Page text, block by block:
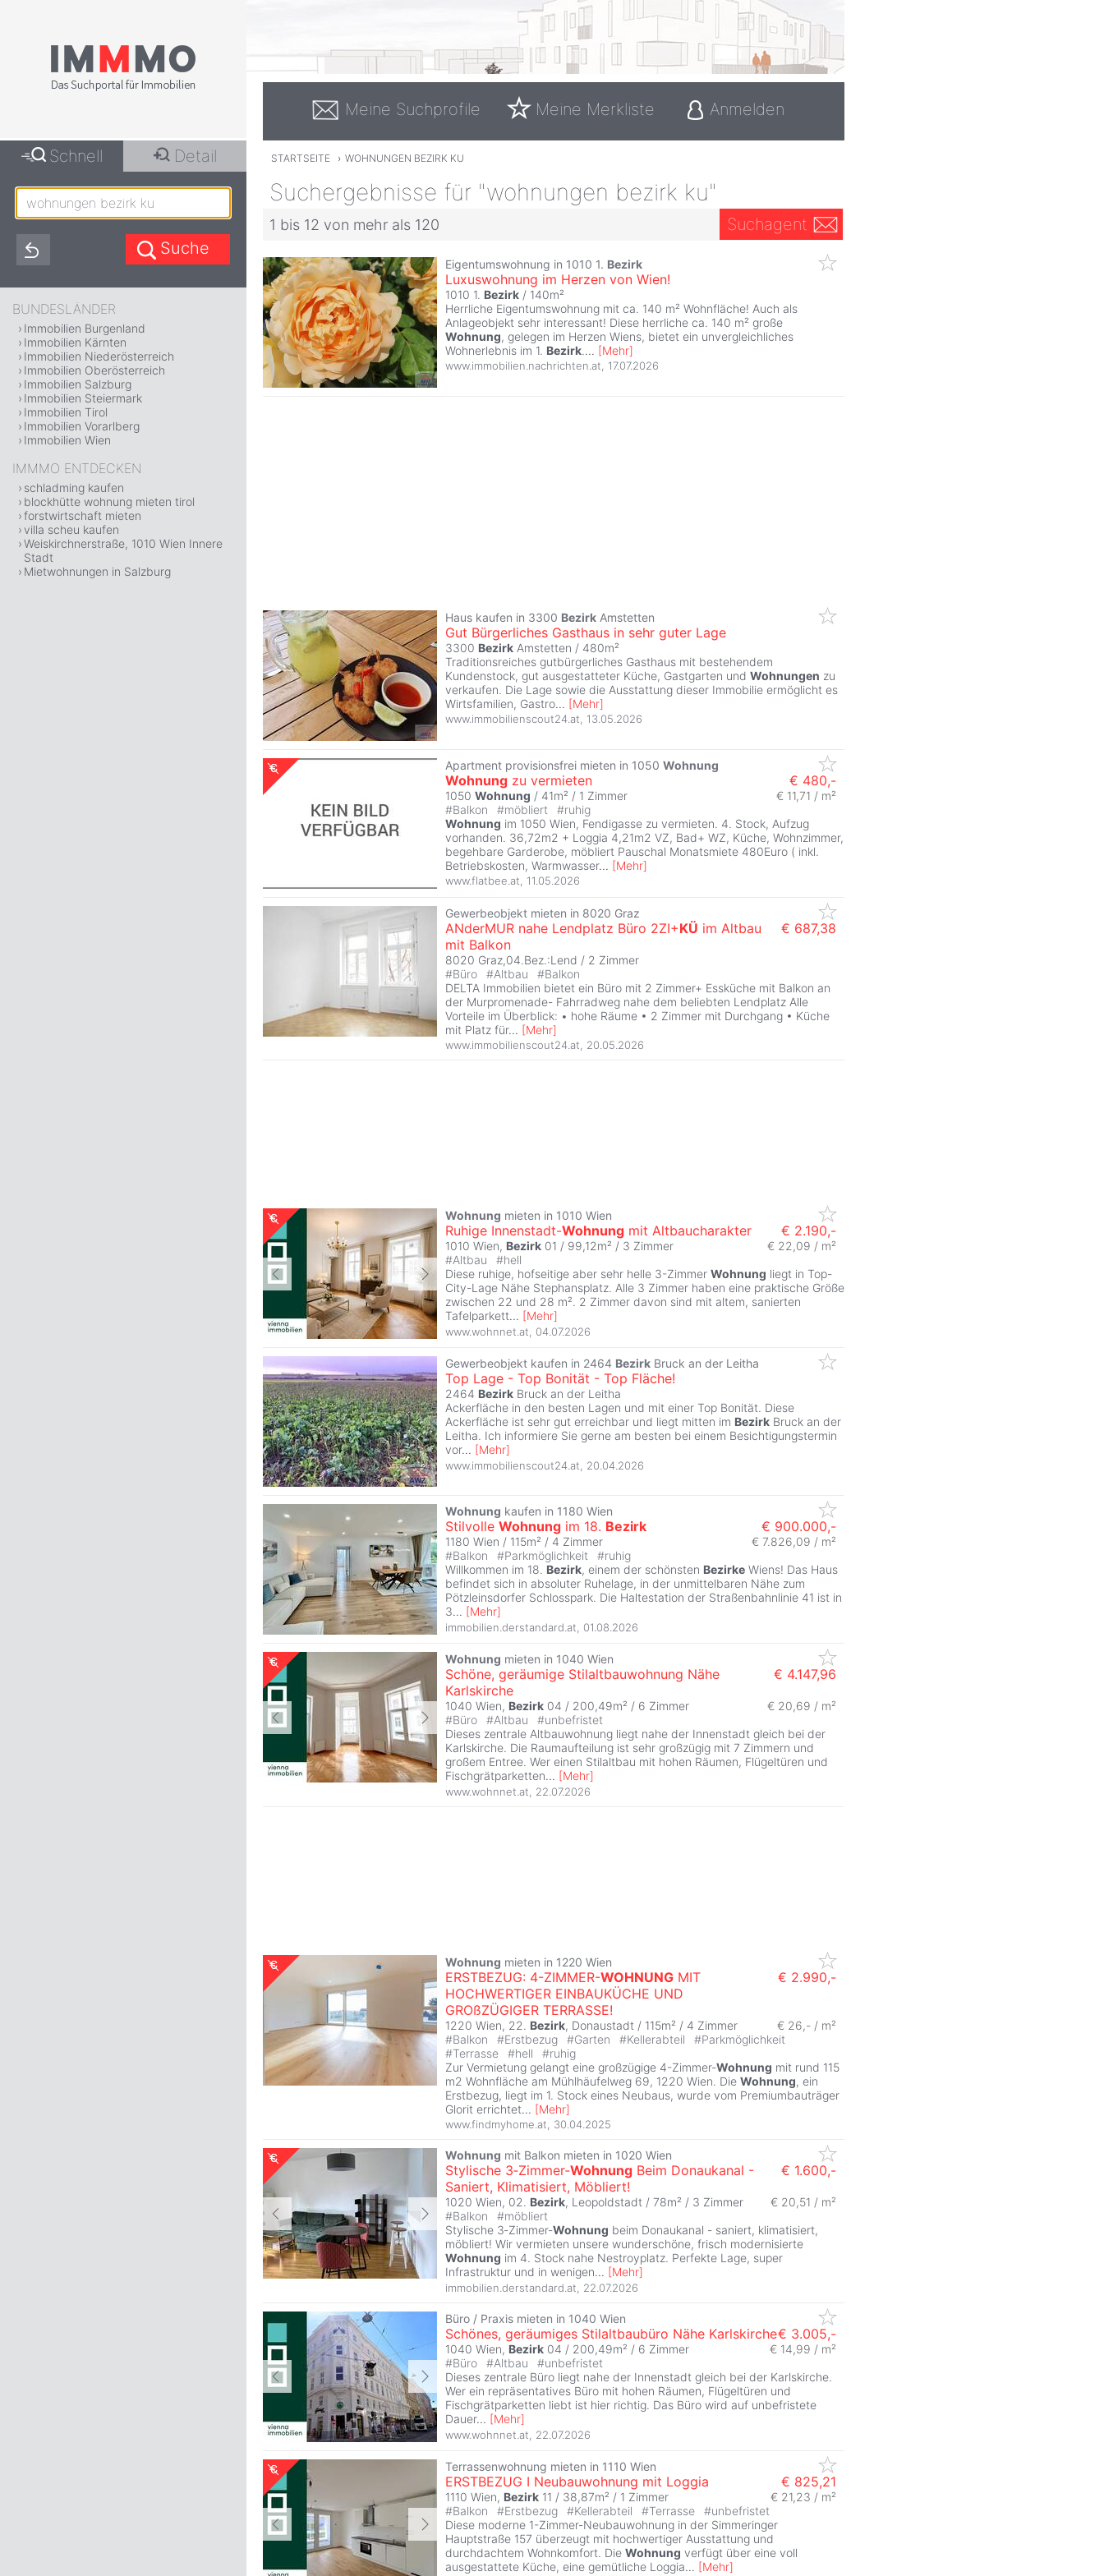
Meine Suchprofile Meine Merkliste Anmelden
STARTSEITE › WOHNUNGEN BEZIRK KU
Suchergebnisse für "wohnungen bezirk ku"
1 bis 12 von mehr als 120 Suchagent
Eigentumswohnung in 1010 1. Bezirk
Luxuswohnung im Herzen von Wien!
1010 1. Bezirk / 140m²
Herrliche Eigentumswohnung mit ca. 140 m² Wohnfläche! Auch als
Anlageobjekt sehr interessant! Diese herrliche ca. 140 m² große
Wohnung, gelegen im Herzen Wiens, bietet ein unvergleichliches
Wohnerlebnis im 1. Bezirk.... [Mehr]
www.immobilien.nachrichten.at 17.07.2026
Haus kaufen in 3300 Bezirk Amstetten
Gut Bürgerliches Gasthaus in sehr guter Lage
3300 Bezirk Amstetten / 480m²
Traditionsreiches gutbürgerliches Gasthaus mit bestehendem
Kundenstock, gut ausgestatteter Küche, Gastgarten und Wohnungen zu
verkaufen. Die Lage sowie die Ausstattung dieser Immobilie ermöglicht es
Wirtsfamilien, Gastro... [Mehr]
www.immobilienscout24.at 13.05.2026
Apartment provisionsfrei mieten in 1050 Wohnung
Wohnung zu vermieten € 480,-
1050 Wohnung / 41m² / 1 Zimmer
€ 11,71 / m²
#Balkon #möbliert #ruhig
Wohnung im 1050 Wien, Fendigasse zu vermieten. 4. Stock, Aufzug
vorhanden. 36,72m2 + Loggia 4,21m2 VZ, Bad+ WZ, Küche, Wohnzimmer,
begehbare Garderobe, möbliert Pauschal Monatsmiete 480Euro ( inkl.
Betriebskosten, Warmwasser... [Mehr]
www.flatbee.at 11.05.2026
Gewerbeobjekt mieten in 8020 Graz
ANderMUR nahe Lendplatz Büro 2ZI+KÜ im Altbau
mit Balkon
€ 687,38
8020 Graz,04.Bez.:Lend / 2 Zimmer
#Büro #Altbau #Balkon
DELTA Immobilien bietet ein Büro mit 2 Zimmer+ Essküche mit Balkon an
der Murpromenade- Fahrradweg nahe dem beliebten Lendplatz Alle
Vorteile im Überblick: • hohe Räume • 2 Zimmer mit Durchgang • Küche
mit Platz für... [Mehr]
www.immobilienscout24.at 20.05.2026
Wohnung mieten in 1010 Wien
Ruhige Innenstadt-Wohnung mit Altbaucharakter € 2.190,-
1010 Wien, Bezirk 01 / 99,12m² / 3 Zimmer € 22,09 / m²
#Altbau #hell
Diese ruhige, hofseitige aber sehr helle 3-Zimmer Wohnung liegt in Top-
City-Lage Nähe Stephansplatz. Alle 3 Zimmer haben eine praktische Größe
zwischen 22 und 28 m². 2 Zimmer davon sind mit altem, sanierten
Tafelparkett... [Mehr]
www.wohnnet.at 04.07.2026
Gewerbeobjekt kaufen in 2464 Bezirk Bruck an der Leitha
Top Lage - Top Bonität - Top Fläche!
2464 Bezirk Bruck an der Leitha
Ackerfläche in den besten Lagen und mit einer Top Bonität. Diese
Ackerfläche ist sehr gut erreichbar und liegt mitten im Bezirk Bruck an der
Leitha. Ich informiere Sie gerne am besten bei einem Besichtigungstermin
vor... [Mehr]
www.immobilienscout24.at 20.04.2026
Wohnung kaufen in 1180 Wien
Stilvolle Wohnung im 18. Bezirk € 900.000,-
1180 Wien / 115m² / 4 Zimmer
€ 7.826,09 / m²
#Balkon #Parkmöglichkeit #ruhig
Willkommen im 18. Bezirk, einem der schönsten Bezirke Wiens! Das Haus
befindet sich in absoluter Ruhelage, in der unmittelbaren Nähe zum
Pötzleinsdorfer Schlosspark. Die Haltestation der Straßenbahnlinie 41 ist in
3... [Mehr]
immobilien.derstandard.at 01.08.2026
Wohnung mieten in 1040 Wien
Schöne, geräumige Stilaltbauwohnung Nähe
Karlskirche
€ 4.147,96
1040 Wien, Bezirk 04 / 200,49m² / 6 Zimmer € 20,69 / m²
#Büro #Altbau #unbefristet
Dieses zentrale Altbauwohnung liegt nahe der Innenstadt gleich bei der
Karlskirche. Die Raumaufteilung ist sehr großzügig mit 7 Zimmern und
großem Entree. Wer einen Stilaltbau mit hohen Räumen, Flügeltüren und
Fischgrätparketten... [Mehr]
www.wohnnet.at 22.07.2026
Wohnung mieten in 1220 Wien
ERSTBEZUG: 4-ZIMMER-WOHNUNG MIT
HOCHWERTIGER EINBAUKÜCHE UND
GROßZÜGIGER TERRASSE!
€ 2.990,-
1220 Wien, 22. Bezirk, Donaustadt / 115m² / 4 Zimmer
€ 26,- / m²
#Balkon #Erstbezug #Garten #Kellerabteil #Parkmöglichkeit
#Terrasse #hell #ruhig
Zur Vermietung gelangt eine großzügige 4-Zimmer-Wohnung mit rund 115
m2 Wohnfläche am Mühlhäufelweg 69, 1220 Wien. Die Wohnung, ein
Erstbezug, liegt im 1. Stock eines Neubaus, wurde vom Premiumbauträger
Glorit errichtet... [Mehr]
www.findmyhome.at, 30.04.2025
Wohnung mit Balkon mieten in 1020 Wien
Stylische 3‑Zimmer‑Wohnung Beim Donaukanal -
Saniert, Klimatisiert, Möbliert!
€ 1.600,-
1020 Wien, 02. Bezirk, Leopoldstadt / 78m² / 3 Zimmer € 20,51 / m²
#Balkon #möbliert
Stylische 3‑Zimmer‑Wohnung beim Donaukanal - saniert, klimatisiert,
möbliert! Wir vermieten unsere wunderschöne, frisch modernisierte
Wohnung im 4. Stock nahe Nestroyplatz. Perfekte Lage, super
Infrastruktur und in wenigen... [Mehr]
immobilien.derstandard.at 22.07.2026
Büro / Praxis mieten in 1040 Wien
Schönes, geräumiges Stilaltbaubüro Nähe Karlskirche€ 3.005,-
1040 Wien, Bezirk 04 / 200,49m² / 6 Zimmer € 14,99 / m²
#Büro #Altbau #unbefristet
Dieses zentrale Büro liegt nahe der Innenstadt gleich bei der Karlskirche.
Wer ein repräsentatives Büro mit hohen Räumen, Flügeltüren und
Fischgrätparketten liebt ist hier richtig. Das Büro wird auf unbefristete
Dauer... [Mehr]
www.wohnnet.at 22.07.2026
Terrassenwohnung mieten in 1110 Wien
ERSTBEZUG I Neubauwohnung mit Loggia € 825,21
1110 Wien, Bezirk 11 / 38,87m² / 1 Zimmer € 21,23 / m²
#Balkon #Erstbezug #Kellerabteil #Terrasse #unbefristet
Diese moderne 1-Zimmer-Neubauwohnung in der Simmeringer
Hauptstraße 157 überzeugt mit hochwertiger Ausstattung und
durchdachtem Wohnkomfort. Die Wohnung verfügt über eine voll
ausgestattete Küche, eine gemütliche Loggia... [Mehr]
Schnell Detail
BUNDESLÄNDER
Immobilien Burgenland
Immobilien Kärnten
Immobilien Niederösterreich
Immobilien Oberösterreich
Immobilien Salzburg
Immobilien Steiermark
Immobilien Tirol
Immobilien Vorarlberg
Immobilien Wien
IMMMO ENTDECKEN
schladming kaufen
blockhütte wohnung mieten tirol
forstwirtschaft mieten
villa scheu kaufen
Weiskirchnerstraße, 1010 Wien Innere
Stadt
Mietwohnungen in Salzburg